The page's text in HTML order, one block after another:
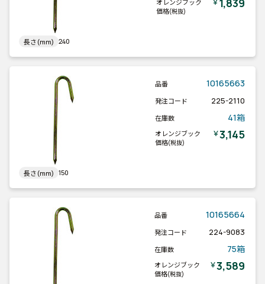
オレンジブック
価格(税抜)
￥1,839
長さ(mm) 240
品番 10165663
発注コード 225-2110
在庫数 41箱
オレンジブック
価格(税抜)
￥3,145
長さ(mm) 150
品番 10165664
発注コード 224-9083
在庫数 75箱
オレンジブック
価格(税抜)
￥3,589